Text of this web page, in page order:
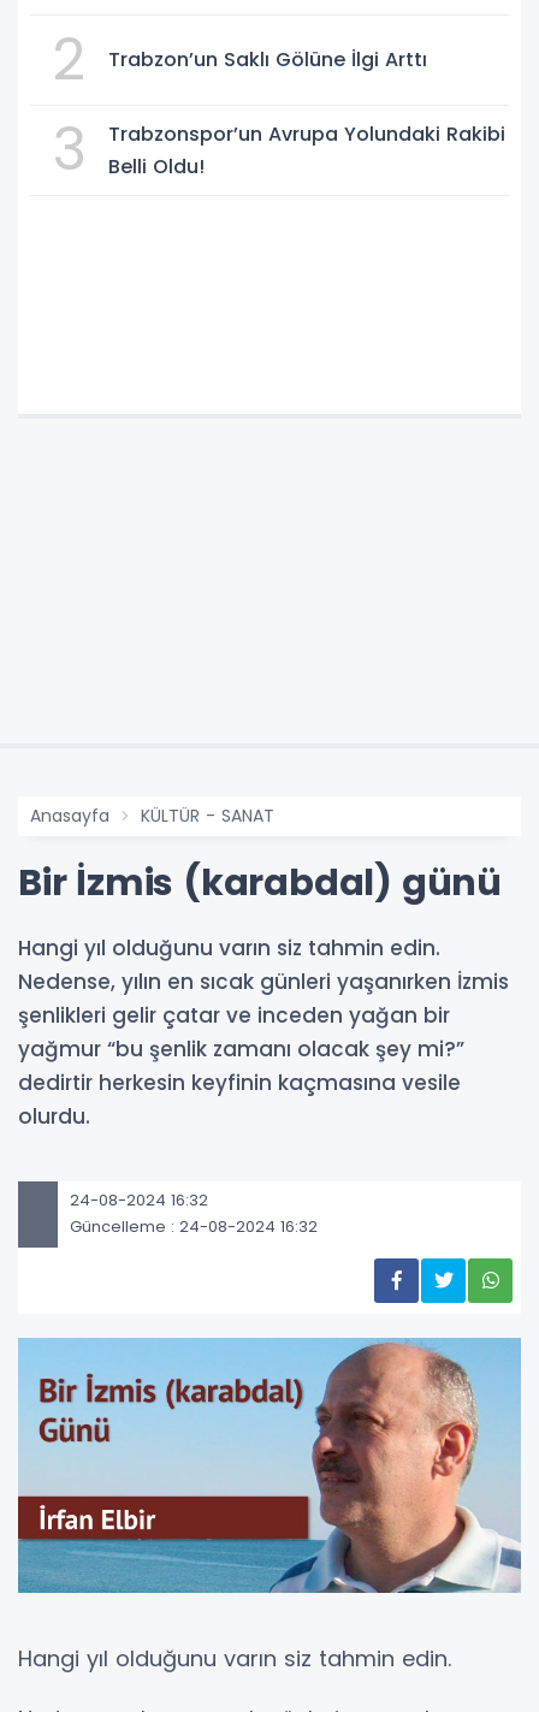
2 Trabzon’un Saklı Gölüne İlgi Arttı
3
Trabzonspor’un Avrupa Yolundaki Rakibi
Belli Oldu!
Anasayfa KÜLTÜR - SANAT
Bir İzmis (karabdal) günü
Hangi yıl olduğunu varın siz tahmin edin.
Nedense, yılın en sıcak günleri yaşanırken İzmis
şenlikleri gelir çatar ve inceden yağan bir
yağmur “bu şenlik zamanı olacak şey mi?”
dedirtir herkesin keyfinin kaçmasına vesile
olurdu.
24-08-2024 16:32
Güncelleme : 24-08-2024 16:32
Hangi yıl olduğunu varın siz tahmin edin.